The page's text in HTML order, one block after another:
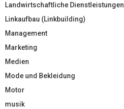
Landwirtschaftliche Dienstleistungen
Linkaufbau (Linkbuilding)
Management
Marketing
Medien
Mode und Bekleidung
Motor
musik